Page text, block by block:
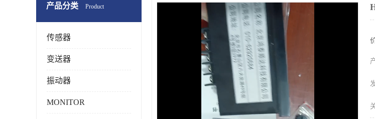
产品分类 Product
传感器
变送器
振动器
MONITOR